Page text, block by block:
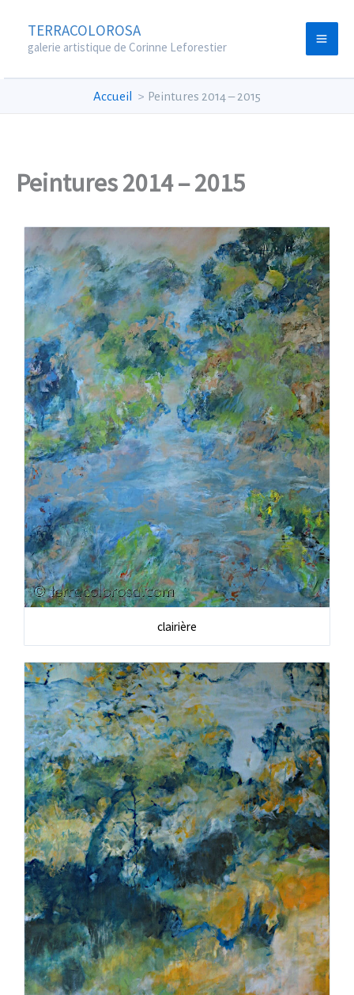
contenu
TERRACOLOROSA
galerie artistique de Corinne Leforestier
Accueil Peintures 2014 – 2015
Peintures 2014 – 2015
clairière